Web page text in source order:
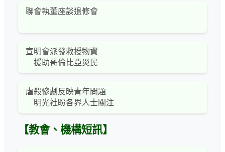
聯會執董座談退修會
宣明會派發救授物資
援助哥倫比亞災民
虐殺慘劇反映青年問題
明光社盼各界人士關注
【教會、機構短訊】